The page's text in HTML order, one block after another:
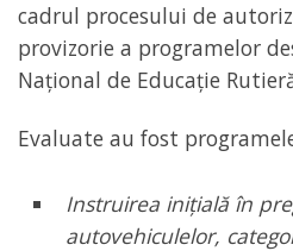
cadrul procesului de
provizorie a programelor
Național de Educație
Evaluate au fost
Instruirea inițială în
autovehiculelor,